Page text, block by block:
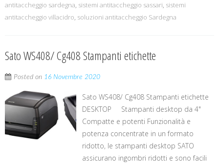
antitaccheggio sardegna, sistemi antitaccheggio sassari, sistemi
antitaccheggio villacidro, soluzioni antitaccheggio Sardegna
Sato WS408/ Cg408 Stampanti etichette
Posted on 16 Novembre 2020
Sato WS408/ Cg408 Stampanti etichette
DESKTOP Stampanti desktop da 4"
Compatte e potenti Funzionalità e
potenza concentrate in un formato
ridotto, le stampanti desktop SATO
assicurano ingombri ridotti e sono facili